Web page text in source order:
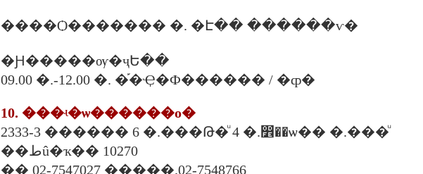
����Ѻ������� �. �Է�� ������ѵ�
�Ԩ�����ѹ�ҷԵ��
09.00 �.-12.00 �. �֡�Ҿ�Ф������ / �ȹ�
10. ���ʵ�ѡ������о�
2333-3 ������ 6 �.���Թ�ͧ 4 �.෾��ѡ�� �.���ͧ
��طû�ҡ�� 10270
�� 02-7547027 �����.02-7548766